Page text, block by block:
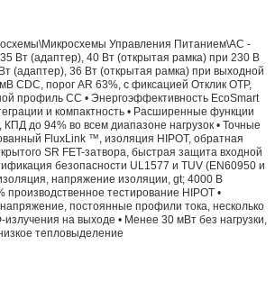
Управления Питанием\AC -
Вт (адаптер), 40 Вт (открытая рамка) при 230 В
(адаптер), 36 Вт (открытая рамка) при выходной
CDC, порог AR 63%, с фиксацией Отклик OTP,
профиль CC • Энергоэффективность EcoSmart
и компактность • Расширенные функции
до 94% во всем диапазоне нагрузок • Точные
FluxLink ™, изоляция HIPOT, обратная
SR FET-затвора, быстрая защита входной
безопасности UL1577 и TUV (EN60950 и
напряжение изоляции, gt; 4000 В
производственное тестирование HIPOT •
постоянные профили тока, несколько
на выходе • Менее 30 мВт без нагрузки,
тепловыделение